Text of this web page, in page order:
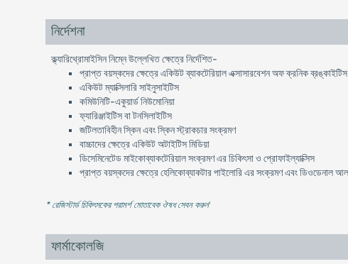
নির্দেশনা
ক্ল্যারিথ্রোমাইসিন নিম্নে উল্লেখিত ক্ষেত্রে নির্দেশিত-
প্রাপ্ত বয়স্কদের ক্ষেত্রে একিউট ব্যাকটেরিয়াল এক্সাসারবেশন অফ ক্রনিক ব্রঙ্কাইটিস
একিউট ম্যাক্সিলারি সাইনুসাইটিস
কমিউনিটি-একুয়ার্ড নিউমোনিয়া
ফ্যারিঞ্জাইটিস বা টনসিলাইটিস
জটিলতাবিহীন স্কিন এবং স্কিন স্ট্রাকচার সংক্রমণ
বাচ্চাদের ক্ষেত্রে একিউট অটাইটিস মিডিয়া
ডিসেমিনেটেড মাইকোব্যাকটেরিয়াল সংক্রমণ এর চিকিৎসা ও প্রোফাইল্যাক্সিস
প্রাপ্ত বয়স্কদের ক্ষেত্রে হেলিকোব্যাকটার পাইলোরি এর সংক্রমণ এবং ডিওডেনাল
* রেজিস্টার্ড চিকিৎসকের পরামর্শ মোতাবেক ঔষধ সেবন করুন'
ফার্মাকোলজি